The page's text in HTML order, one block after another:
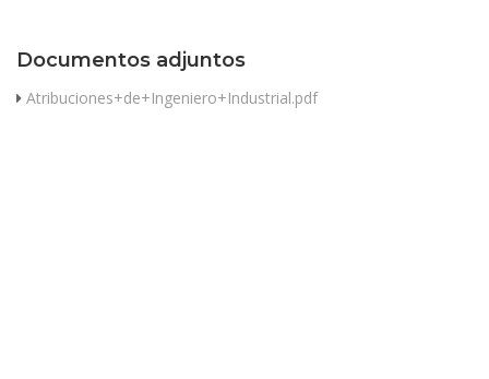
Documentos adjuntos
Atribuciones+de+Ingeniero+Industrial.pdf